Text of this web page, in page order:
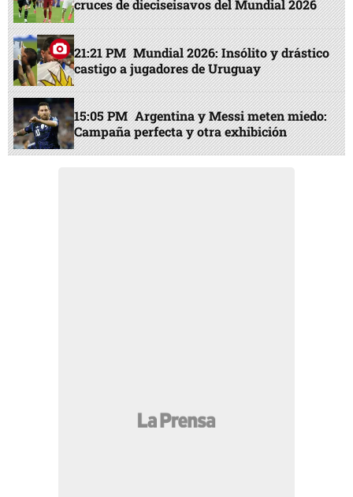
cruces de dieciseisavos del Mundial 2026
21:21 PM Mundial 2026: Insólito y drástico
castigo a jugadores de Uruguay
15:05 PM Argentina y Messi meten miedo:
Campaña perfecta y otra exhibición